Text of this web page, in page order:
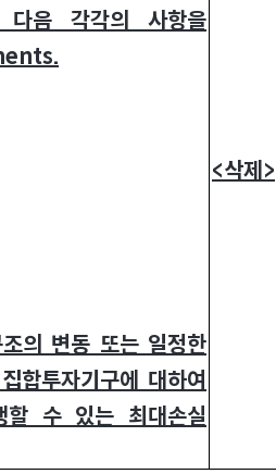
다음 각각의 사항을
의 변동 또는 일정한
합투자기구에 대하여
할 수 있는 최대손실
<삭제>